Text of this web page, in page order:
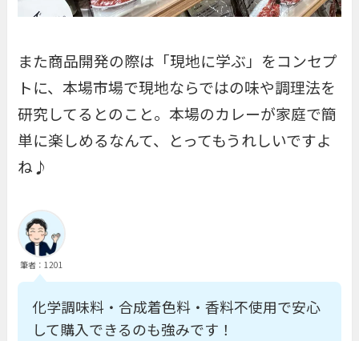
また商品開発の際は「現地に学ぶ」をコンセプ
トに、本場市場で現地ならではの味や調理法を
研究してるとのこと。本場のカレーが家庭で簡
単に楽しめるなんて、とってもうれしいですよ
ね♪
筆者：1201
化学調味料・合成着色料・香料不使用で安心
して購入できるのも強みです！